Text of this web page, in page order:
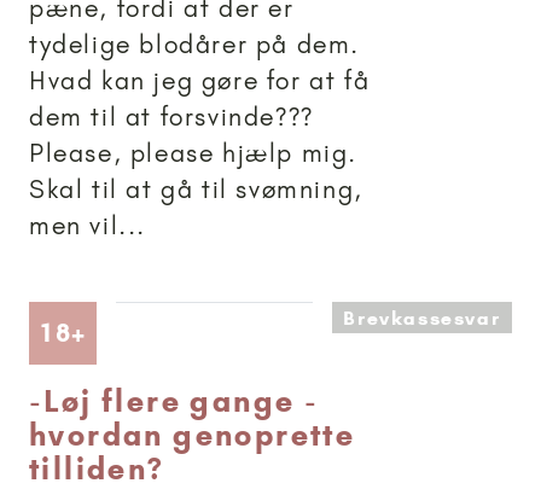
pæne, fordi at der er
tydelige blodårer på dem.
Hvad kan jeg gøre for at få
dem til at forsvinde???
Please, please hjælp mig.
Skal til at gå til svømning,
men vil...
18+ Artikler anbefalet til 18+Brevkassesvar
-Løj flere gange -
hvordan genoprette
tilliden?